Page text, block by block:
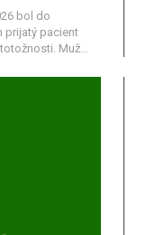
bol do
prijatý pacient
mužského pohlavia neznámej totožnosti. Muž...